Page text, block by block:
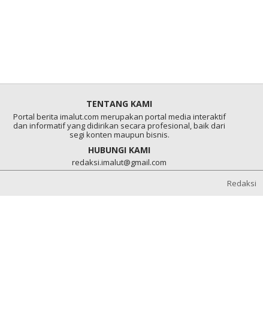
TENTANG KAMI
Portal berita imalut.com merupakan portal media interaktif
dan informatif yang didirikan secara profesional, baik dari
segi konten maupun bisnis.
HUBUNGI KAMI
redaksi.imalut@gmail.com
Redaksi